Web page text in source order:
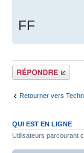
FF
Répondre
Retourner vers
QUI EST EN LIGNE
Utilisateurs parcourant